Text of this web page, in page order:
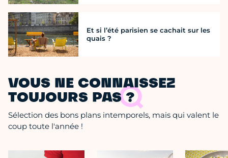
Et si l’été parisien se cachait sur les
quais ?
VOUS NE CONNAISSEZ
TOUJOURS PAS ?
Sélection des bons plans intemporels, mais qui valent le
coup toute l'année !